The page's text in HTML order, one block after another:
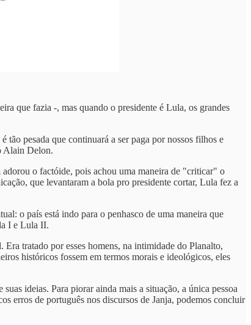
que fazia -, mas quando o presidente é Lula, os grandes
pesada que continuará a ser paga por nossos filhos e
Alain Delon.
o factóide, pois achou uma maneira de "criticar" o
que levantaram a bola pro presidente cortar, Lula fez a
o país está indo para o penhasco de uma maneira que
I e Lula II.
tratado por esses homens, na intimidade do Planalto,
históricos fossem em termos morais e ideológicos, eles
ideias. Para piorar ainda mais a situação, a única pessoa
erros de português nos discursos de Janja, podemos concluir